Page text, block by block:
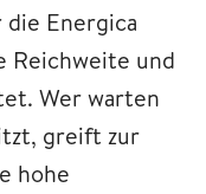
Energica
Reichweite und
Wer warten
greift zur
hohe